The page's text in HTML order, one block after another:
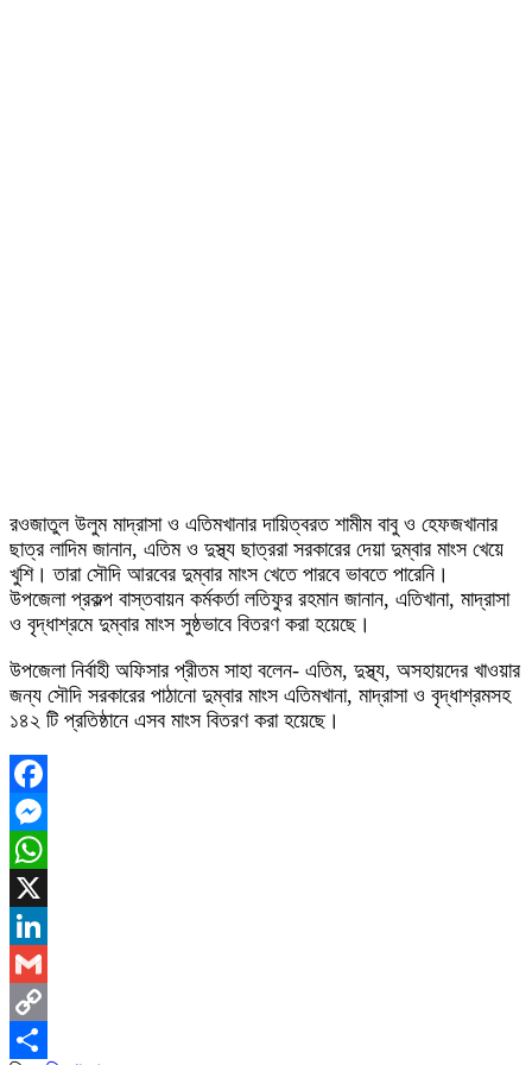
রওজাতুল উলুম মাদ্রাসা ও এতিমখানার দায়িত্বরত শামীম বাবু ও হেফজখানার
ছাত্র লাদিম জানান, এতিম ও দুস্থ্য ছাত্ররা সরকারের দেয়া দুম্বার মাংস খেয়ে
খুশি। তারা সৌদি আরবের দুম্বার মাংস খেতে পারবে ভাবতে পারেনি।
উপজেলা প্রকল্প বাস্তবায়ন কর্মকর্তা লতিফুর রহমান জানান, এতিখানা, মাদ্রাসা
ও বৃদ্ধাশ্রমে দুম্বার মাংস সুষ্ঠভাবে বিতরণ করা হয়েছে।
উপজেলা নির্বাহী অফিসার প্রীতম সাহা বলেন- এতিম, দুস্থ্য, অসহায়দের খাওয়ার
জন্য সৌদি সরকারের পাঠানো দুম্বার মাংস এতিমখানা, মাদ্রাসা ও বৃদ্ধাশ্রমসহ
১৪২ টি প্রতিষ্ঠানে এসব মাংস বিতরণ করা হয়েছে।
Facebook
Messenger
WhatsApp
X
LinkedIn
Gmail
Copy